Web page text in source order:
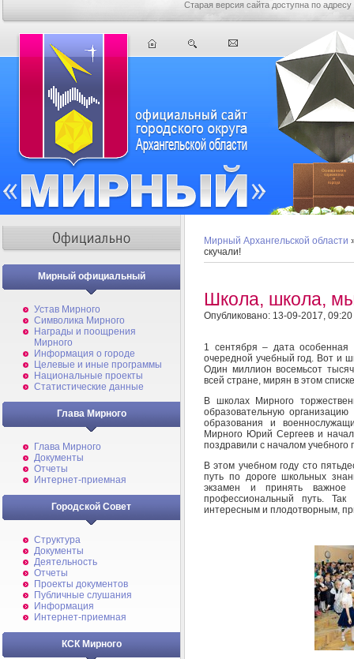
Старая версия сайта доступна по адресу
Мирный официальный
Устав Мирного
Символика Мирного
Награды и поощрения
Мирного
Информация о городе
Целевые и иные программы
Национальные проекты
Статистические данные
Глава Мирного
Глава Мирного
Документы
Отчеты
Интернет-приемная
Городской Совет
Структура
Документы
Деятельность
Отчеты
Проекты документов
Публичные слушания
Информация
Интернет-приемная
КСК Мирного
Мирный Архангельской области
скучали!
Школа, школа,
Опубликовано: 13-09-2017, 09:20
1 сентября – дата особенная
очередной учебный год. Вот и
Один миллион восемьсот
всей стране, мирян в этом
В школах Мирного
образовательную
образования и
Мирного Юрий Сергеев и
поздравили с началом учебного
В этом учебном году сто
путь по дороге школьных
экзамен и принять важное
профессиональный путь.
интересным и плодотворным,